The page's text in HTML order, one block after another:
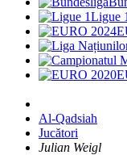
Ligue 1
Al-Qadsiah
Jucători
Julian Weigl